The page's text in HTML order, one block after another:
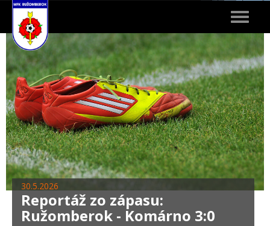
Toggle
30.5.2026
Reportáž zo zápasu:
Ružomberok - Komárno 3:0